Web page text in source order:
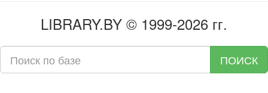
LIBRARY.BY © 1999-2026 гг.
ПОИСК